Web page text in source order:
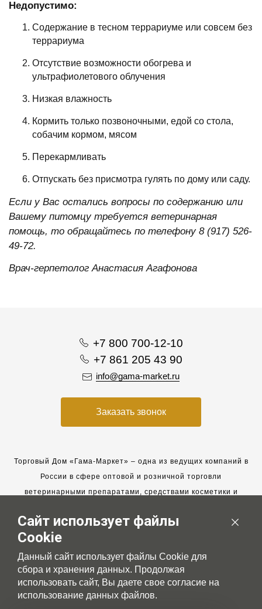
Недопустимо:
Содержание в тесном террариуме или совсем без
террариума
Отсутствие возможности обогрева и
ультрафиолетового облучения
Низкая влажность
Кормить только позвоночными, едой со стола,
собачим кормом, мясом
Перекармливать
Отпускать без присмотра гулять по дому или саду.
Если у Вас остались вопросы по содержанию или
Вашему питомцу требуется ветеринарная
помощь, то обращайтесь по телефону 8 (917) 526-
49-72.
Врач-герпетолог Анастасия Агафонова
+7 800 700-12-10
+7 861 205 43 90
info@gama-market.ru
Заказать звонок
Торговый Дом «Гама-Маркет» – одна из ведущих компаний в
России в сфере оптовой и розничной торговли
ветеринарными препаратами, средствами косметики и
Мы работаем с 2005 года. Мы приглашаем к сотрудничеству
новых клиентов и всегда рассчитываем на взаимовыгодные,
долгосрочные партнерские отношения.
Сайт использует файлы
Cookie
Данный сайт использует файлы Cookie для
сбора и хранения данных. Продолжая
использовать сайт, Вы даете свое согласие на
использование данных файлов.